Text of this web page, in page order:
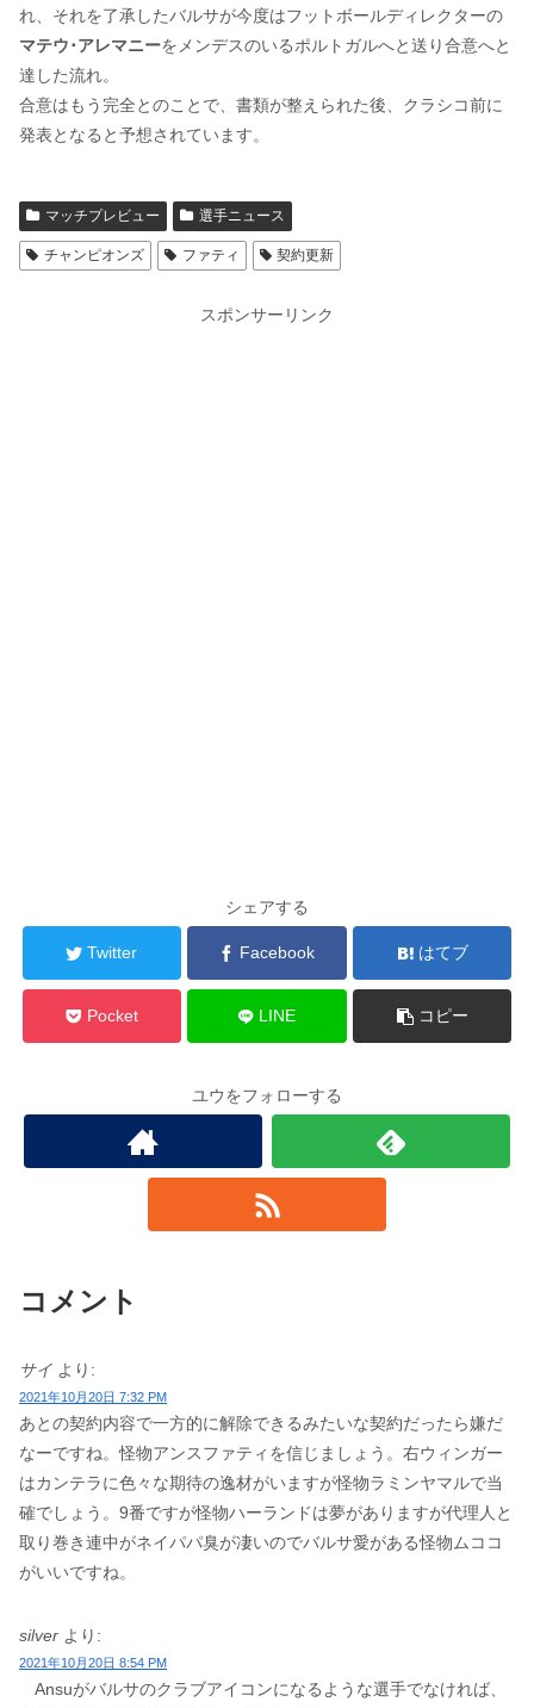
れ、それを了承したバルサが今度はフットボールディレクターの
マテウ･アレマニーをメンデスのいるポルトガルへと送り合意へと
達した流れ。
合意はもう完全とのことで、書類が整えられた後、クラシコ前に
発表となると予想されています。
マッチプレビュー 選手ニュース
チャンピオンズ ファティ 契約更新
スポンサーリンク
シェアする
Twitter Facebook はてブ
Pocket LINE コピー
ユウをフォローする
コメント
サイ より:
2021年10月20日 7:32 PM
あとの契約内容で一方的に解除できるみたいな契約だったら嫌だ
なーですね。怪物アンスファティを信じましょう。右ウィンガー
はカンテラに色々な期待の逸材がいますが怪物ラミンヤマルで当
確でしょう。9番ですが怪物ハーランドは夢がありますが代理人と
取り巻き連中がネイパパ臭が凄いのでバルサ愛がある怪物ムココ
がいいですね。
silver より:
2021年10月20日 8:54 PM
Ansuがバルサのクラブアイコンになるような選手でなければ、